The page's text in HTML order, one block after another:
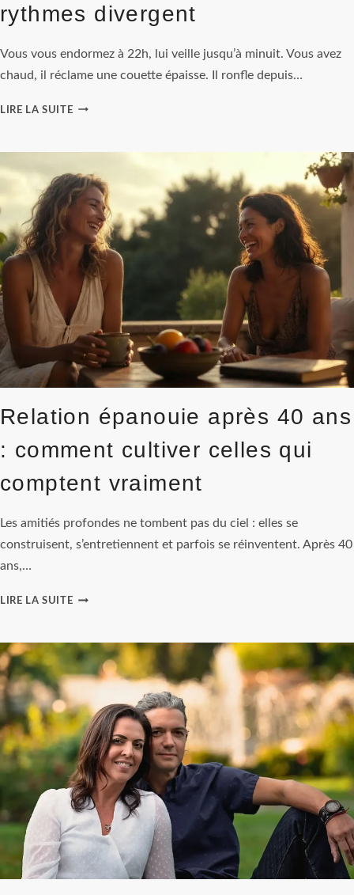
rythmes divergent
Vous vous endormez à 22h, lui veille jusqu’à minuit. Vous avez
chaud, il réclame une couette épaisse. Il ronfle depuis…
LIRE LA SUITEMIEUX
:
LES
VRAIES
SOLUTIONS
QUAND
LES
RYTHMES
DIVERGENT
Relation épanouie après 40 ans
: comment cultiver celles qui
comptent vraiment
Les amitiés profondes ne tombent pas du ciel : elles se
construisent, s’entretiennent et parfois se réinventent. Après 40
ans,…
LIRE LA SUITERELATION
40
ANS
:
COMMENT
CULTIVER
CELLES
QUI
COMPTENT
VRAIMENT